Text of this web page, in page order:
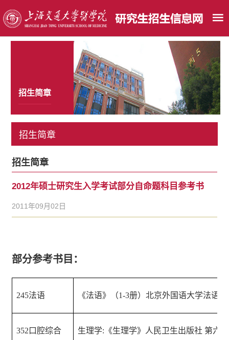
招生简章
招生简章
招生简章
2012年硕士研究生入学考试部分自命题科目参考书
2011年09月02日
部分参考书目：
245法语 《法语》（1-3册）北京外国语大学法语
352口腔综合 生理学: 《生理学》人民卫生出版社 第六